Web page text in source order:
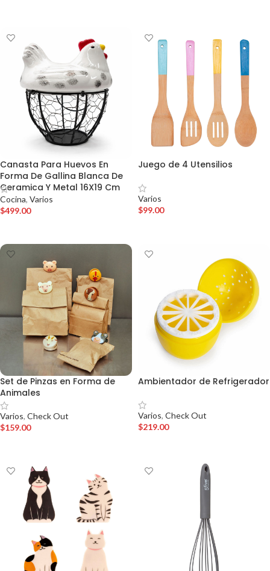
Canasta Para Huevos En
Forma De Gallina Blanca De
Ceramica Y Metal 16X19 Cm
Cocina, Varios
$499.00
Juego de 4 Utensilios
Varios
$99.00
Set de Pinzas en Forma de
Animales
Varios, Check Out
$159.00
Ambientador de Refrigerador
Varios, Check Out
$219.00